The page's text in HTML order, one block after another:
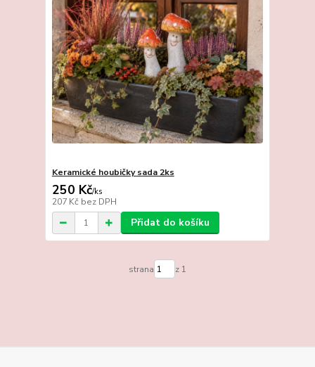
Keramické houbičky sada 2ks
250 Kč/ks
207 Kč bez DPH
Přidat do košíku
strana z 1